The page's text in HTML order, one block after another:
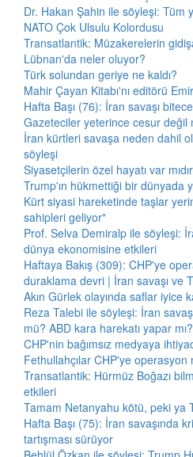
Dr. Hakan Şahin ile söyleşi: Tüm
NATO Çok Ulsulu Kolordusu
Transatlantik: Müzakerelerin
Lübnan'da neler oluyor?
Türk solundan geriye ne kaldı?
Mahir Çayan Kitabı'nı editörü
Hafta Başı (76): İran savaşı
Gazeteciler yeterince cesur değil
İran kürtleri savaşa neden dahil
söyleşi
Siyasetçilerin özel hayatı var
Trump'ın hükmettiği bir dünyada
Kürt siyasi hareketinde taşlar
sahipleri geliyor"
Prof. Selva Demiralp ile söyleşi:
dünya ekonomisine etkileri
Haftaya Bakış (309): CHP'ye
duraklama devri | İran savaşı ve
Akın Gürlek olayında saflar iyice
Reza Talebi ile söyleşi: İran
mü? ABD kara harekatı yapar mı?
CHP'nin bağımsız medyaya
Fethullahçılar CHP'ye operasyon
Transatlantik: Hürmüz Boğazı
etkileri
Tamam Netanyahu kötü, peki ya
Hafta Başı (75): İran savaşında
tartışması sürüyor